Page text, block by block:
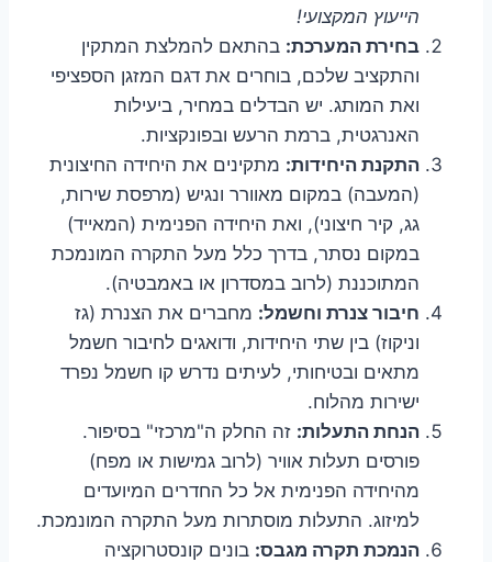
הייעוץ המקצועי!
בחירת המערכת: בהתאם להמלצת המתקין
והתקציב שלכם, בוחרים את דגם המזגן הספציפי
ואת המותג. יש הבדלים במחיר, ביעילות
האנרגטית, ברמת הרעש ובפונקציות.
התקנת היחידות: מתקינים את היחידה החיצונית
(המעבה) במקום מאוורר ונגיש (מרפסת שירות,
גג, קיר חיצוני), ואת היחידה הפנימית (המאייד)
במקום נסתר, בדרך כלל מעל התקרה המונמכת
המתוכננת (לרוב במסדרון או באמבטיה).
חיבור צנרת וחשמל: מחברים את הצנרת (גז
וניקוז) בין שתי היחידות, ודואגים לחיבור חשמל
מתאים ובטיחותי, לעיתים נדרש קו חשמל נפרד
ישירות מהלוח.
הנחת התעלות: זה החלק ה"מרכזי" בסיפור.
פורסים תעלות אוויר (לרוב גמישות או מפח)
מהיחידה הפנימית אל כל החדרים המיועדים
למיזוג. התעלות מוסתרות מעל התקרה המונמכת.
הנמכת תקרה מגבס: בונים קונסטרוקציה